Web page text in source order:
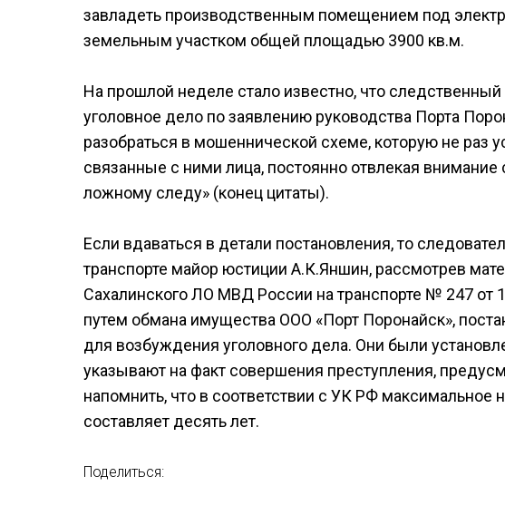
завладеть производственным помещением под
земельным участком общей площадью 3900 кв.м.
На прошлой неделе стало известно, что
уголовное дело по заявлению руководства Порта
разобраться в мошеннической схеме, которую не раз
связанные с ними лица, постоянно отвлекая
ложному следу» (конец цитаты).
Если вдаваться в детали постановления, то
транспорте майор юстиции А.К.Яншин, рассмотрев
Сахалинского ЛО МВД России на транспорте № 247 от
путем обмана имущества ООО «Порт Поронайск»,
для возбуждения уголовного дела. Они были
указывают на факт совершения преступления,
напомнить, что в соответствии с УК РФ максимальное
составляет десять лет.
Поделиться: